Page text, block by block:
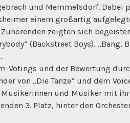
und Memmelsdorf. Dabei
einem großartig
zeigten sich
(Backstreet Boys), „Bang,
Votings und der Bewertung
von „Die Tanze“ und dem
Musikerinnen und Musiker mit
3. Platz, hinter den